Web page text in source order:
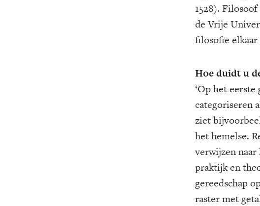
1528).
de Vrije
filosofie
Hoe duidt u
‘Op het
categoriseren
ziet
het hemelse.
verwijzen naar
praktijk en
gereedschap
raster met